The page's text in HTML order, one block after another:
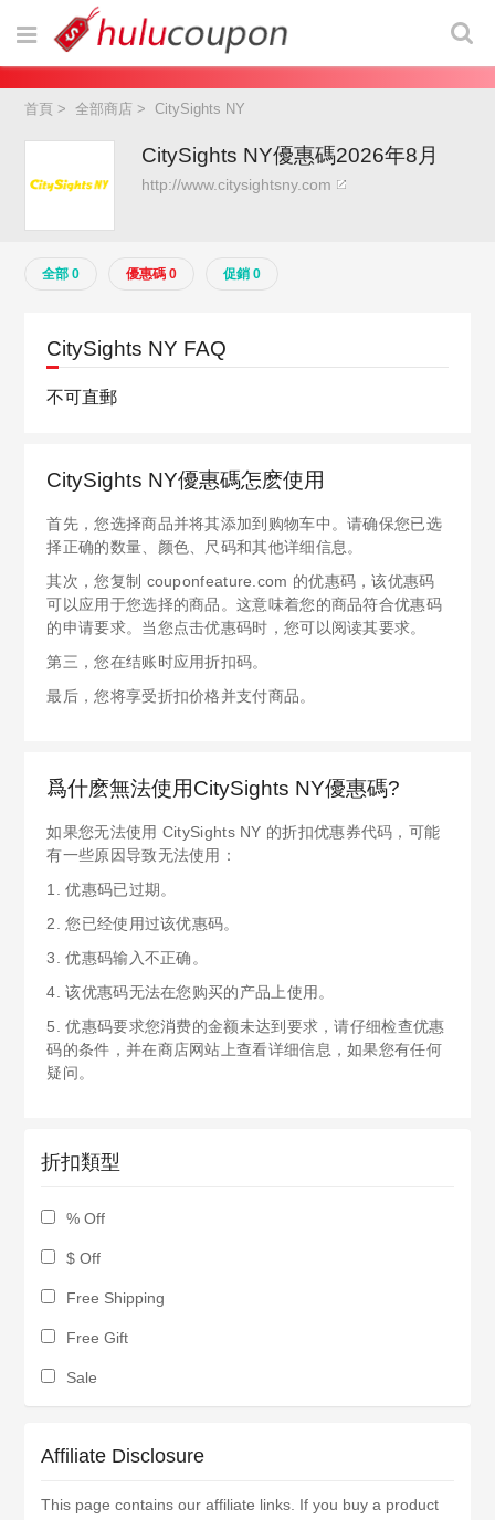
首頁 >全部商店 >CitySights NY
CitySights NY優惠碼2026年8月
http://www.citysightsny.com
全部 0 優惠碼 0 促銷 0
CitySights NY FAQ
不可直郵
CitySights NY優惠碼怎麽使用
首先，您选择商品并将其添加到购物车中。请确保您已选
择正确的数量、颜色、尺码和其他详细信息。
其次，您复制 couponfeature.com 的优惠码，该优惠码
可以应用于您选择的商品。这意味着您的商品符合优惠码
的申请要求。当您点击优惠码时，您可以阅读其要求。
第三，您在结账时应用折扣码。
最后，您将享受折扣价格并支付商品。
爲什麽無法使用CitySights NY優惠碼?
如果您无法使用 CitySights NY 的折扣优惠券代码，可能
有一些原因导致无法使用：
1. 优惠码已过期。
2. 您已经使用过该优惠码。
3. 优惠码输入不正确。
4. 该优惠码无法在您购买的产品上使用。
5. 优惠码要求您消费的金额未达到要求，请仔细检查优惠
码的条件，并在商店网站上查看详细信息，如果您有任何
疑问。
折扣類型
% Off
$ Off
Free Shipping
Free Gift
Sale
Affiliate Disclosure
This page contains our affiliate links. If you buy a product